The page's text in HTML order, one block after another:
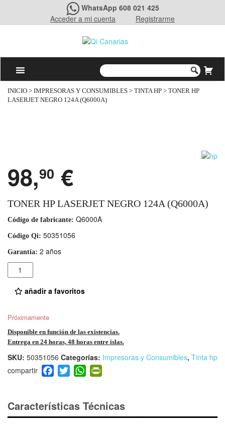
WhatsApp 608 021 425
Acceder a mi cuenta
Registrarme
INICIO > IMPRESORAS Y CONSUMIBLES > TINTA HP > TONER HP
LASERJET NEGRO 124A (Q6000A)
98,90 €
TONER HP LASERJET NEGRO 124A (Q6000A)
Código de fabricante: Q6000A
Código Qi: 50351056
Garantía: 2 años
Cantidad
añadir a favoritos
Próximamente
Disponible en función de las existencias.
Entrega en 24 horas, 48 horas entre islas.
SKU: 50351056 Categorías: Impresoras y Consumibles, Tinta hp
F
a
e
b
T
wi
er
W
h
s
A
ri
e
Características Técnicas